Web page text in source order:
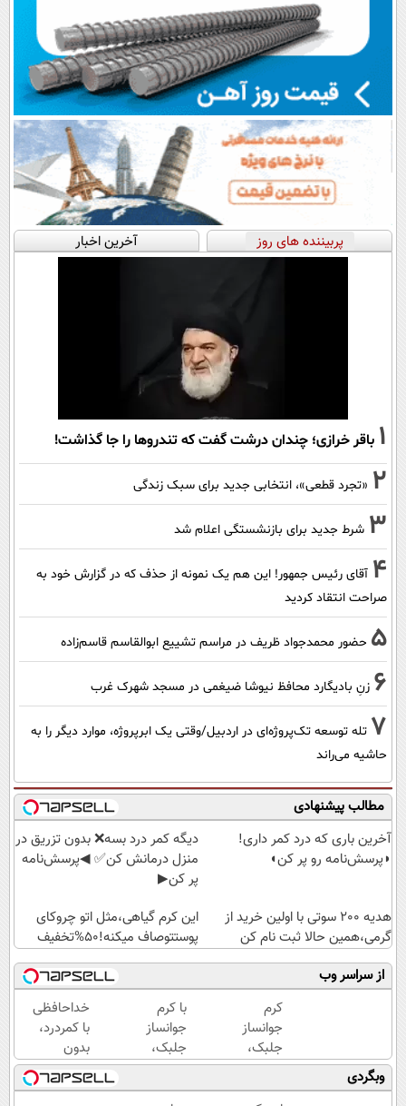
پربیننده های روز آخرین اخبار
1 باقر خرازی؛ چندان درشت گفت که تندروها را جا گذاشت!
2 «تجرد قطعی»، انتخابی جدید برای سبک زندگی
3 شرط جدید برای بازنشستگی اعلام شد
4 آقای رئیس جمهور! این هم یک نمونه از حذف که در گزارش خود به
صراحت انتقاد کردید
5 حضور محمدجواد ظریف در مراسم تشییع ابوالقاسم قاسم‌زاده
6 زنِ بادیگارد محافظ نیوشا ضیغمی در مسجد شهرک غرب
7 تله توسعه تک‌پروژه‌ای در اردبیل/وقتی یک ابرپروژه، موارد دیگر را به
حاشیه می‌راند
مطالب پیشنهادی
آخرین باری که درد کمر داری!
◗پرسش‌نامه رو پر کن◖
دیگه کمر درد بسه❌ بدون تزریق در
منزل درمانش کن✅ ◀پرسش‌نامه
پر کن▶
هدیه 200 سوتی با اولین خرید از
گرمی،همین حالا ثبت نام کن
این کرم گیاهی،مثل اتو چروکای
پوستتوصاف میکنه!50%تخفیف
از سراسر وب
کرم
جوانساز
جلبک،
هدیه
طبیعت به
با کرم
جوانساز
جلبک،
پیری رو
معکوس
خداحافظی
با کمردرد،
بدون
قرص و
آمپول
وبگردی